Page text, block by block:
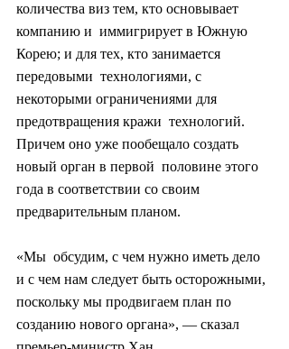
количества виз тем, кто основывает
компанию и  иммигрирует в Южную
Корею; и для тех, кто занимается
передовыми  технологиями, с
некоторыми ограничениями для
предотвращения кражи  технологий.
Причем оно уже пообещало создать
новый орган в первой  половине этого
года в соответствии со своим
предварительным планом.
«Мы  обсудим, с чем нужно иметь дело
и с чем нам следует быть осторожными,
поскольку мы продвигаем план по
созданию нового органа», — сказал